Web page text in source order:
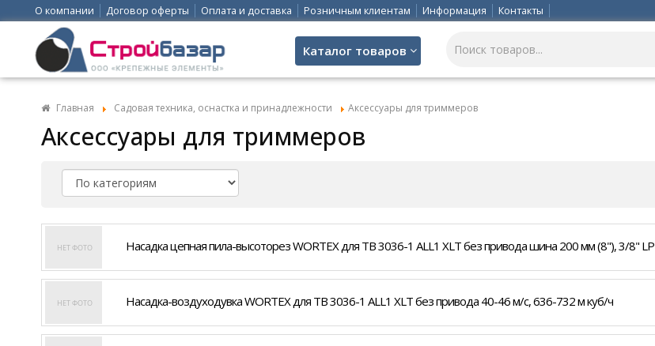
О компании Договор оферты Оплата и доставка Розничным клиентам Информация Контакты
Каталог товаров
Главная Садовая техника, оснастка и принадлежности Аксессуары для триммеров
Аксессуары для триммеров
Насадка цепная пила-высоторез WORTEX для TB 3036-1 ALL1 XLT без привода шина 200 мм (8"), 3/8" LP
Насадка-воздуходувка WORTEX для TB 3036-1 ALL1 XLT без привода 40-46 м/с, 636-732 м куб/ч